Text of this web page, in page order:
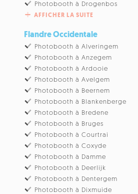
Photobooth à Drogenbos
AFFICHER LA SUITE
Flandre Occidentale
Photobooth à Alveringem
Photobooth à Anzegem
Photobooth à Ardooie
Photobooth à Avelgem
Photobooth à Beernem
Photobooth à Blankenberge
Photobooth à Bredene
Photobooth à Bruges
Photobooth à Courtrai
Photobooth à Coxyde
Photobooth à Damme
Photobooth à Deerlijk
Photobooth à Dentergem
Photobooth à Dixmuide